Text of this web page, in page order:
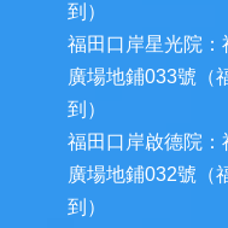
到）
福田口岸星光院
廣場地鋪033號（
到）
福田口岸啟德院
廣場地鋪032號（
到）